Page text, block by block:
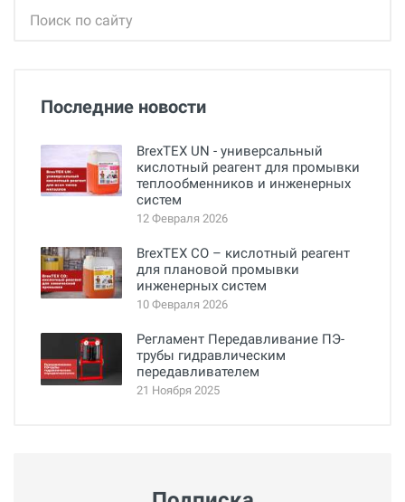
Последние новости
BrexTEX UN - универсальный
кислотный реагент для промывки
теплообменников и инженерных
систем
12 Февраля 2026
BrexTEX CO – кислотный реагент
для плановой промывки
инженерных систем
10 Февраля 2026
Регламент Передавливание ПЭ-
трубы гидравлическим
передавливателем
21 Ноября 2025